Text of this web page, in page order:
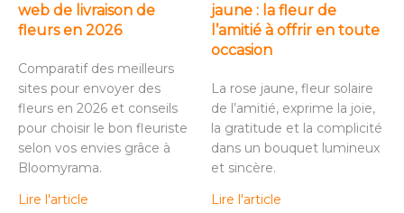
web de livraison de
fleurs en 2026
Comparatif des meilleurs
sites pour envoyer des
fleurs en 2026 et conseils
pour choisir le bon fleuriste
selon vos envies grâce à
Bloomyrama.
Lire l'article
jaune : la fleur de
l’amitié à offrir en toute
occasion
La rose jaune, fleur solaire
de l’amitié, exprime la joie,
la gratitude et la complicité
dans un bouquet lumineux
et sincère.
Lire l'article